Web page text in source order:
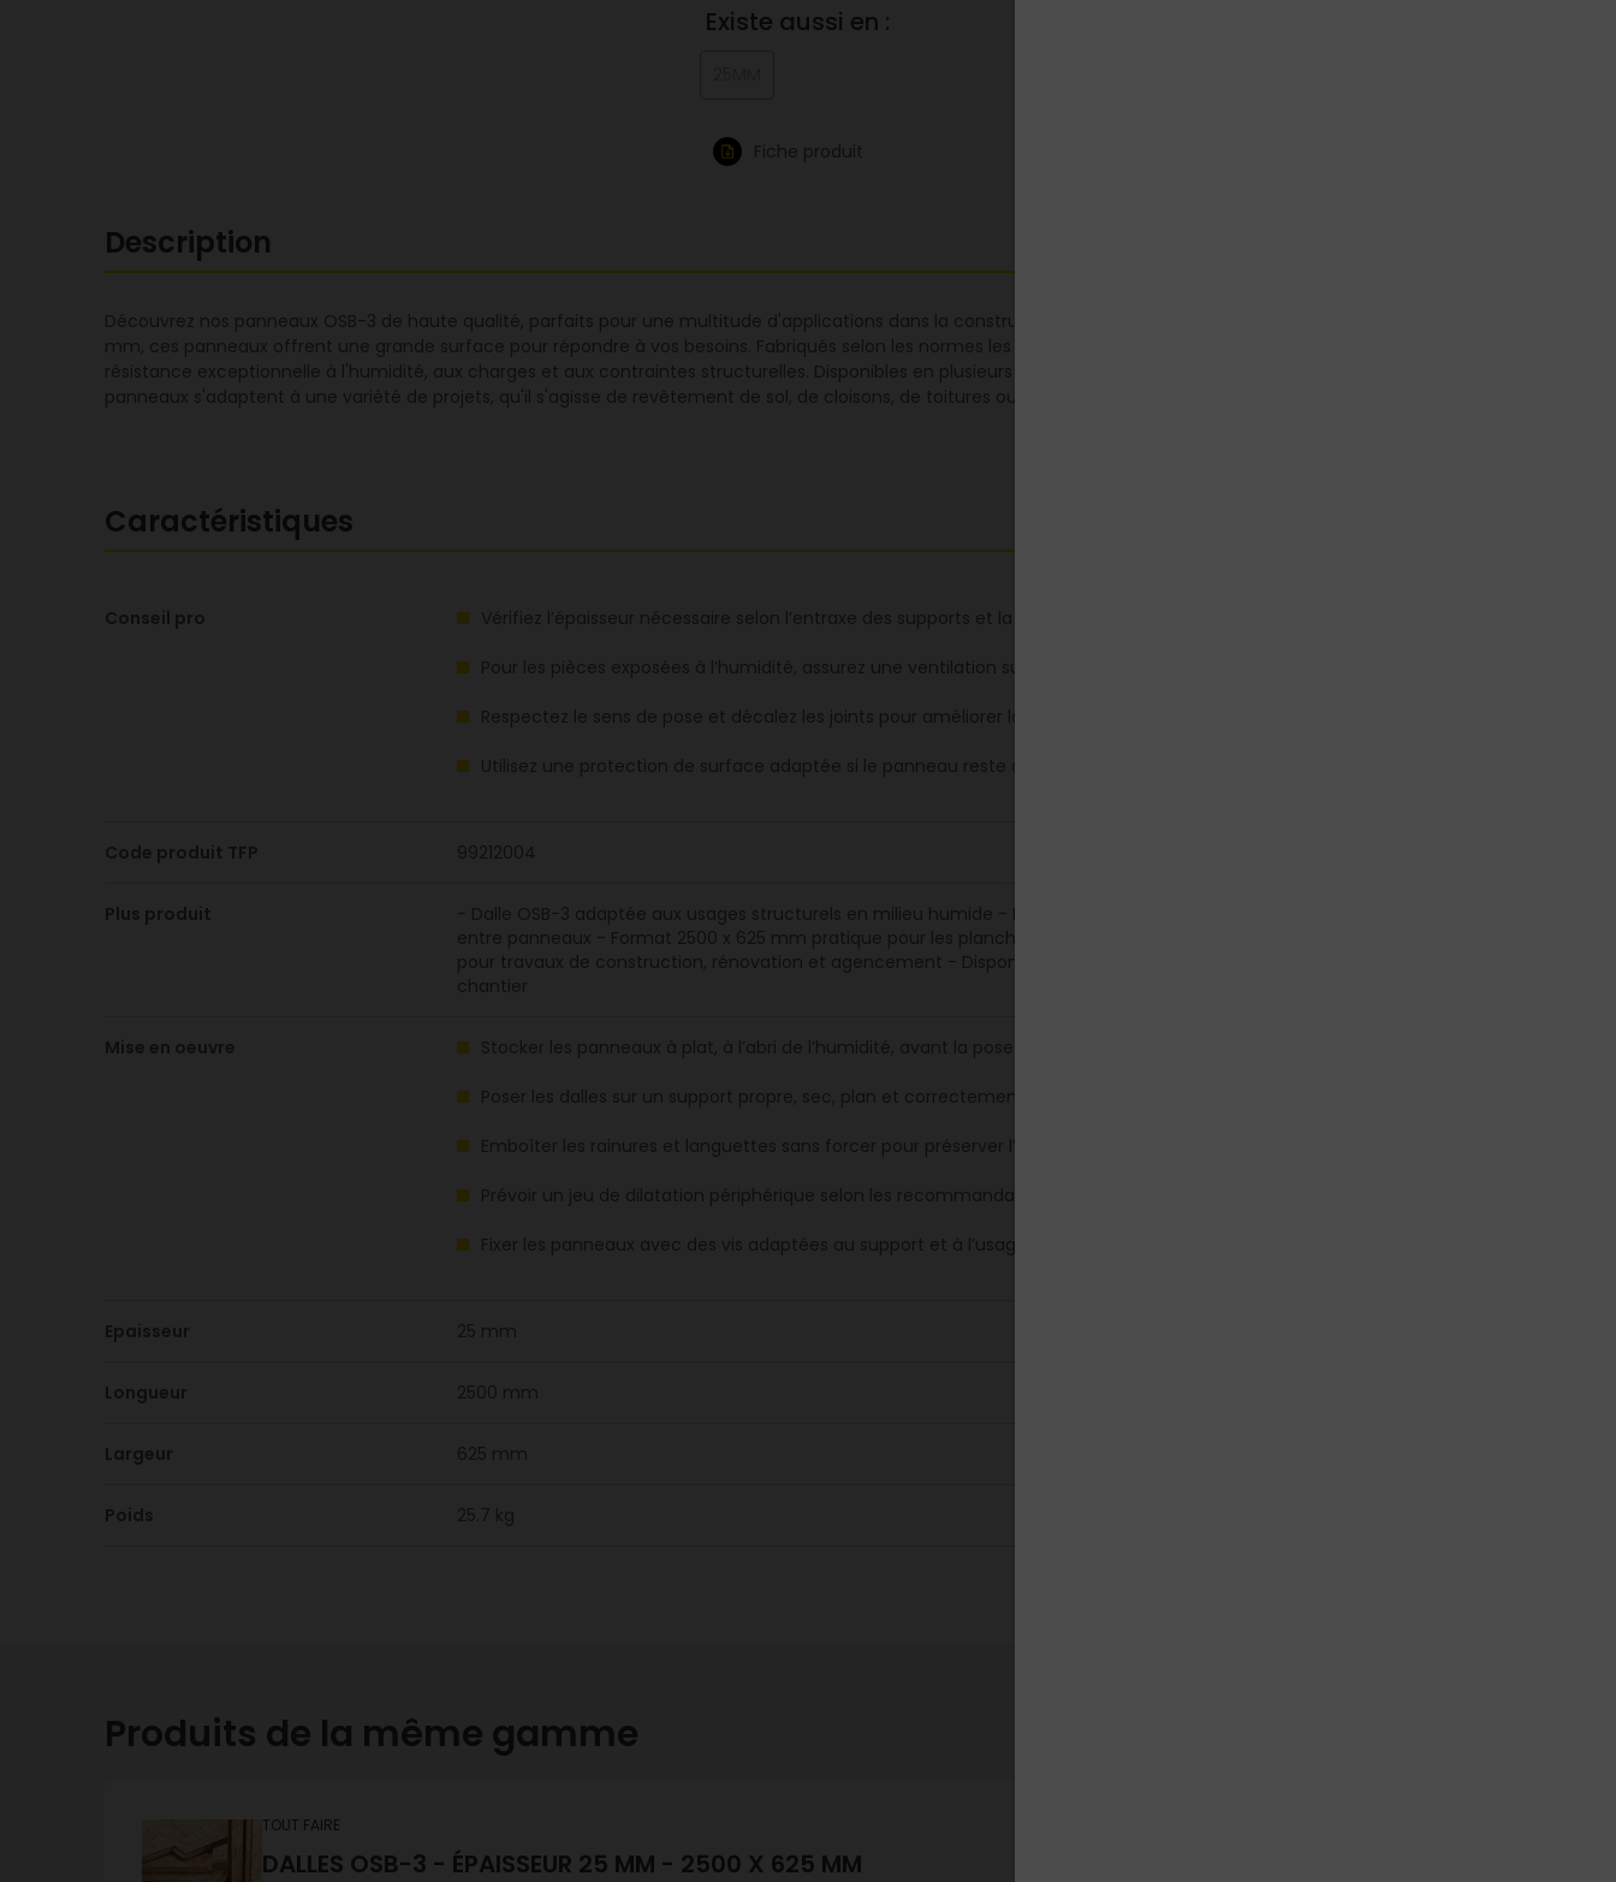
Existe aussi en :
Fiche produit
Description
Découvrez nos panneaux OSB-3 de haute qualité, parfaits pour une multitude d'applications dans la construction et l'aménagement intérieur. Mesurant 2500 x 1250
mm, ces panneaux offrent une grande surface pour répondre à vos besoins. Fabriqués selon les normes les plus strictes, nos panneaux OSB-3 sont réputés pour leur
résistance exceptionnelle à l'humidité, aux charges et aux contraintes structurelles. Disponibles en plusieurs épaisseurs - 9 mm, 12 mm, 15 mm et 18 mm - ces
panneaux s'adaptent à une variété de projets, qu'il s'agisse de revêtement de sol, de cloisons, de toitures ou d'autres applications de construction.
Caractéristiques
Conseil pro Vérifiez l’épaisseur nécessaire selon l’entraxe des supports et la destination du plancher
Pour les pièces exposées à l’humidité, assurez une ventilation suffisante de l’ouvrage
Respectez le sens de pose et décalez les joints pour améliorer la stabilité de l’ensemble
Utilisez une protection de surface adaptée si le panneau reste apparent ou exposé aux passages
Code produit TFP 99212004
Plus produit
- Dalle OSB-3 adaptée aux usages structurels en milieu humide - Bords rainurés et languettés pour un assemblage précis
entre panneaux - Format 2500 x 625 mm pratique pour les planchers, cloisons et aménagements - Panneau polyvalent
pour travaux de construction, rénovation et agencement - Disponible en plusieurs épaisseurs selon les contraintes du
chantier
Mise en oeuvre Stocker les panneaux à plat, à l’abri de l’humidité, avant la pose
Poser les dalles sur un support propre, sec, plan et correctement dimensionné
Emboîter les rainures et languettes sans forcer pour préserver l’assemblage
Prévoir un jeu de dilatation périphérique selon les recommandations de pose
Fixer les panneaux avec des vis adaptées au support et à l’usage prévu
Epaisseur 25 mm
Longueur 2500 mm
Largeur 625 mm
Poids 25.7 kg
Produits de la même gamme
TOUT FAIRE
DALLES OSB-3 - ÉPAISSEUR 25 MM - 2500 X 625 MM